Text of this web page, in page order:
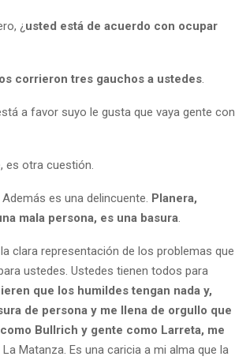
¿ usted está de acuerdo con ocupar
corrieron tres gauchos a ustedes.
a favor suyo le gusta que vaya gente con
es otra cuestión.
es una delincuente. Planera,
mala persona, es una basura.
clara representación de los problemas que
ustedes. Ustedes tienen todos para
que los humildes tengan nada y,
de persona y me llena de orgullo que
Bullrich y gente como Larreta, me
Matanza. Es una caricia a mi alma que la